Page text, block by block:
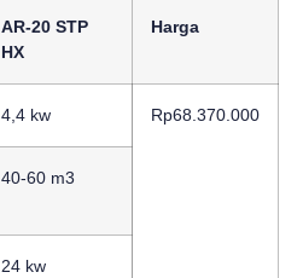
AR-20 STP
HX
Harga
4,4 kw Rp68.370.000
40-60 m3
24 kw